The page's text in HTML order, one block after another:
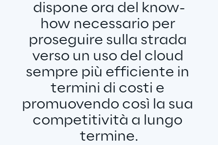
dispone ora del know-
how necessario per
proseguire sulla strada
verso un uso del cloud
sempre più efficiente in
termini di costi e
promuovendo così la sua
competitività a lungo
termine.